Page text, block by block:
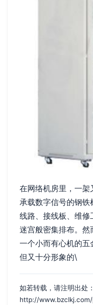
在网络机房里，一
承载数字信号的钢铁
线路、接线板、维
迷宫般密集排布。
一个小而有心机的
但又十分形象的\
如若转载，请注明出处：
http://